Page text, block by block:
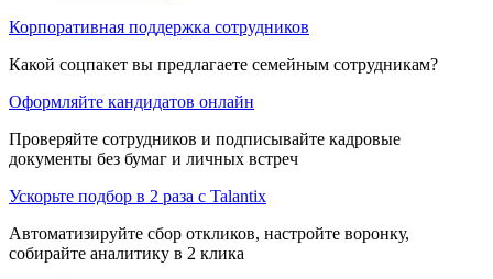
Корпоративная поддержка сотрудников
Какой соцпакет вы предлагаете семейным сотрудникам?
Оформляйте кандидатов онлайн
Проверяйте сотрудников и подписывайте кадровые
документы без бумаг и личных встреч
Ускорьте подбор в 2 раза с Talantix
Автоматизируйте сбор откликов, настройте воронку,
собирайте аналитику в 2 клика